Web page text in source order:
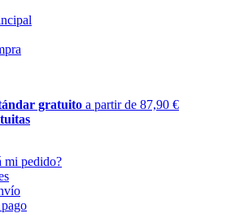
gratuito a partir de 87,90 €
mi pedido?